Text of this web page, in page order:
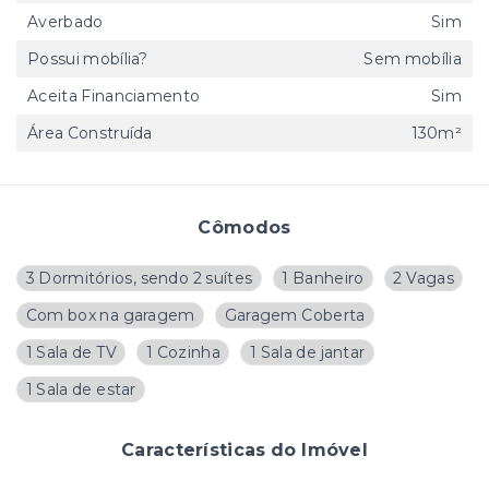
Cômodos
3 Dormitórios, sendo 2 suítes 1 Banheiro
2 Vagas
Com box na garagem
Garagem Coberta
1 Sala de TV
1 Cozinha
1 Sala de jantar
1 Sala de estar
Características do Imóvel
Averbado
Sim
Possui mobília?
Sem mobília
Aceita Financiamento
Sim
Área Construída
130m²